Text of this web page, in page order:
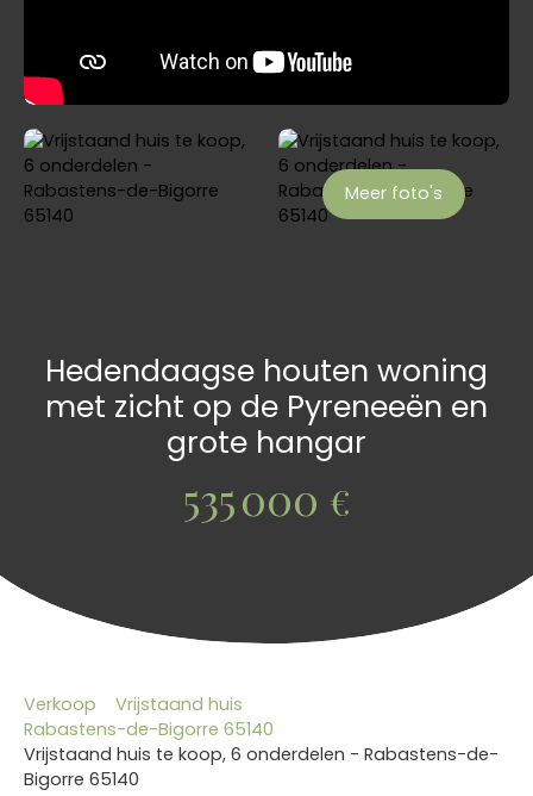
Meer foto's
Hedendaagse houten woning
met zicht op de Pyreneeën en
grote hangar
535 000 €
Verkoop
Vrijstaand huis
Rabastens-de-Bigorre 65140
Vrijstaand huis te koop, 6 onderdelen - Rabastens-de-
Bigorre 65140